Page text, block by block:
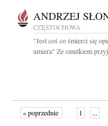
ANDRZEJ
CZĘSTOCHOWA
"Jest coś co śmierci się
umiera" Ze smutkiem
« poprzednie 1 ...